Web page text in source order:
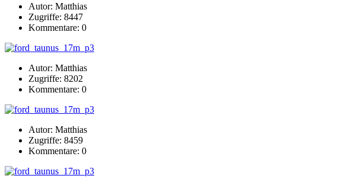
Autor: Matthias
Zugriffe: 8447
Kommentare: 0
Autor: Matthias
Zugriffe: 8202
Kommentare: 0
Autor: Matthias
Zugriffe: 8459
Kommentare: 0